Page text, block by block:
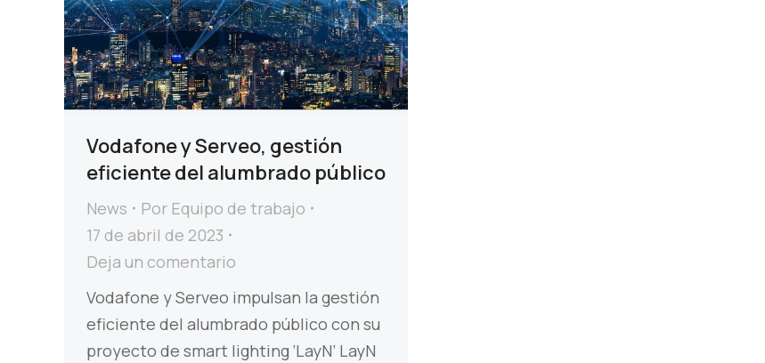
Vodafone y Serveo, gestión
eficiente del alumbrado público
News Por Equipo de trabajo
17 de abril de 2023
Deja un comentario
Vodafone y Serveo impulsan la gestión
eficiente del alumbrado público con su
proyecto de smart lighting ‘LayN’ LayN